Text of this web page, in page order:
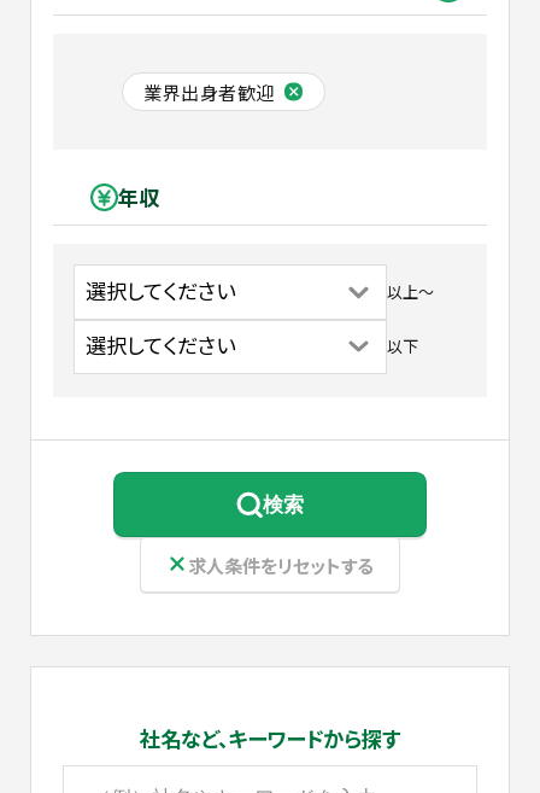
業界出身者歓迎
年収
以上〜
以下
検索
求人条件をリセットする
社名など、キーワードから探す